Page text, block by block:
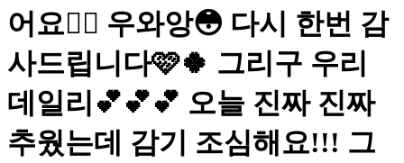
어요❤️‍🔥 우와앙😳 다시 한번 감
사드립니다🩷🍀 그리구 우리
데일리💕💕💕 오늘 진짜 진짜
추웠는데 감기 조심해요!!! 그